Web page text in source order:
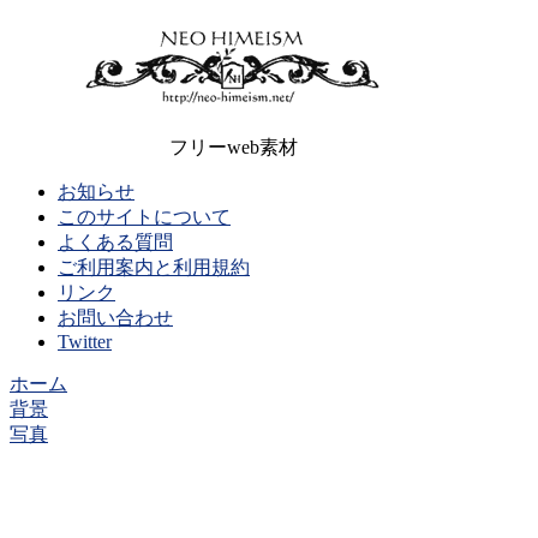
フリーweb素材
お知らせ
このサイトについて
よくある質問
ご利用案内と利用規約
リンク
お問い合わせ
Twitter
ホーム
背景
写真